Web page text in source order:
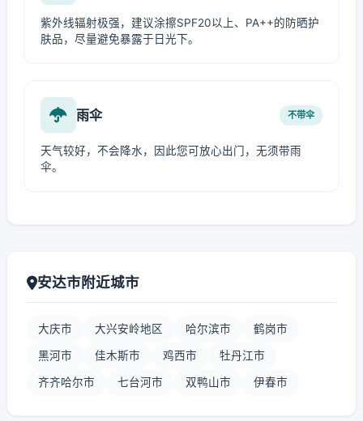
紫外线辐射极强，建议涂擦SPF20以上、PA++的防晒护
肤品，尽量避免暴露于日光下。
雨伞 不带伞
天气较好，不会降水，因此您可放心出门，无须带雨
伞。
安达市附近城市
大庆市 大兴安岭地区 哈尔滨市 鹤岗市
黑河市 佳木斯市 鸡西市 牡丹江市
齐齐哈尔市 七台河市 双鸭山市 伊春市